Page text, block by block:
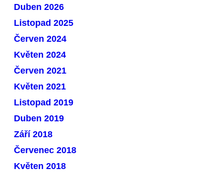
Duben 2026
Listopad 2025
Červen 2024
Květen 2024
Červen 2021
Květen 2021
Listopad 2019
Duben 2019
Září 2018
Červenec 2018
Květen 2018